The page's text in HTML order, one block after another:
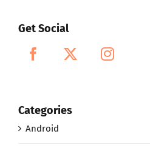
Get Social
Categories
Android